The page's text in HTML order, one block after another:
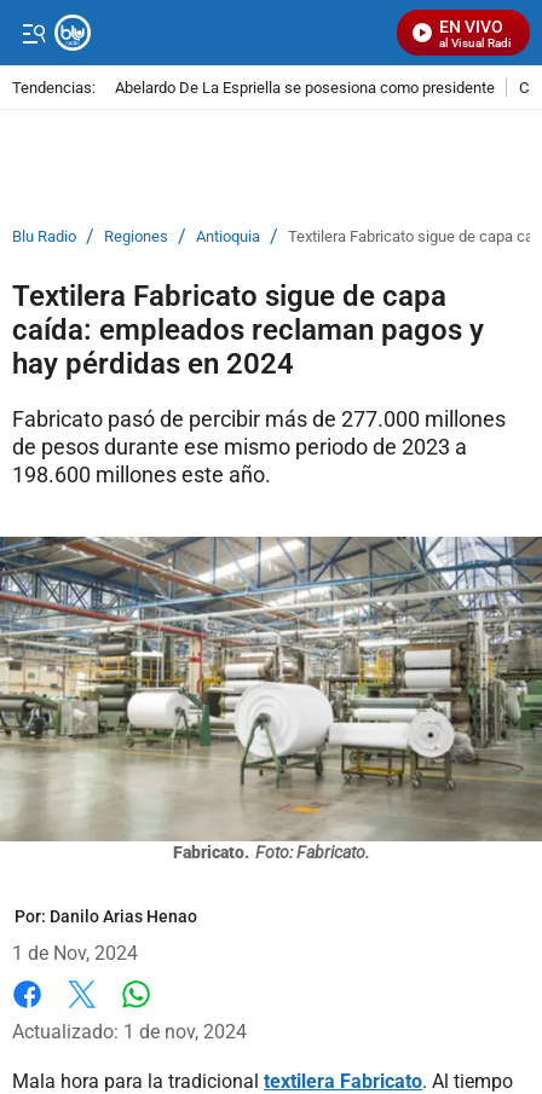
EN VIVO
Señal Visual Radio
Tendencias: Abelardo De La Espriella se posesiona como presidente
Blu Radio / Regiones / Antioquia / Textilera Fabricato sigue de capa
Textilera Fabricato sigue de capa
caída: empleados reclaman pagos y
hay pérdidas en 2024
Fabricato pasó de percibir más de 277.000 millones
de pesos durante ese mismo periodo de 2023 a
198.600 millones este año.
Fabricato. Foto: Fabricato.
Por: Danilo Arias Henao
1 de Nov, 2024
Facebook
X
Actualizado: 1 de nov, 2024
Mala hora para la tradicional textilera Fabricato. Al tiempo